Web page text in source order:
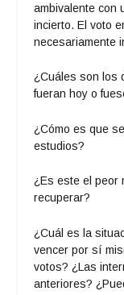
ambivalente con
incierto. El voto
necesariamente
¿Cuáles son los
fueran hoy o
¿Cómo es que
estudios?
¿Es este el peor
recuperar?
¿Cuál es la
vencer por sí
votos? ¿Las
anteriores?